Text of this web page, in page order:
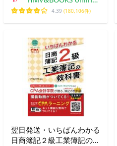
Yahoo!店
4.39 (180,106件)
翌日発送・いちばんわかる
日商簿記２級工業簿記の教